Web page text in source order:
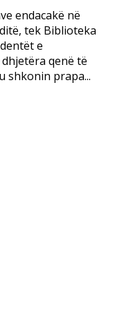
endacakë në
tek Biblioteka
e
qenë të
shkonin prapa...